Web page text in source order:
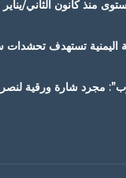
منذ كانون الثاني/يناير 2023
اليمنية تستهدف
مجرد شارة ورقية